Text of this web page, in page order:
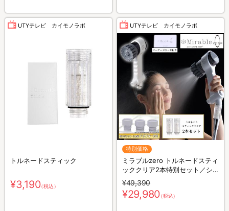
UTYテレビ カイモノラボ
トルネードスティック
¥3,190（税込）
UTYテレビ カイモノラボ
特別価格
ミラブルzero トルネードスティ
ッククリア2本特別セット／シ
ャワーヘッド
¥49,390
¥29,980（税込）